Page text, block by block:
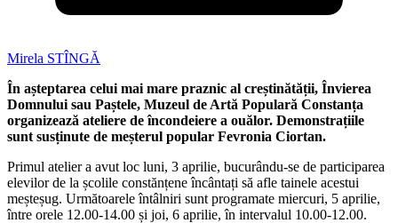
Mirela STÎNGĂ
În așteptarea celui mai mare praznic al creștinătății, Învierea
Domnului sau Paștele, Muzeul de Artă Populară Constanța
organizează ateliere de încondeiere a ouălor. Demonstrațiile
sunt susținute de meșterul popular Fevronia Ciortan.
Primul atelier a avut loc luni, 3 aprilie, bucurându-se de participarea
elevilor de la școlile constănțene încântați să afle tainele acestui
meșteșug. Următoarele întâlniri sunt programate miercuri, 5 aprilie,
între orele 12.00-14.00 și joi, 6 aprilie, în intervalul 10.00-12.00.